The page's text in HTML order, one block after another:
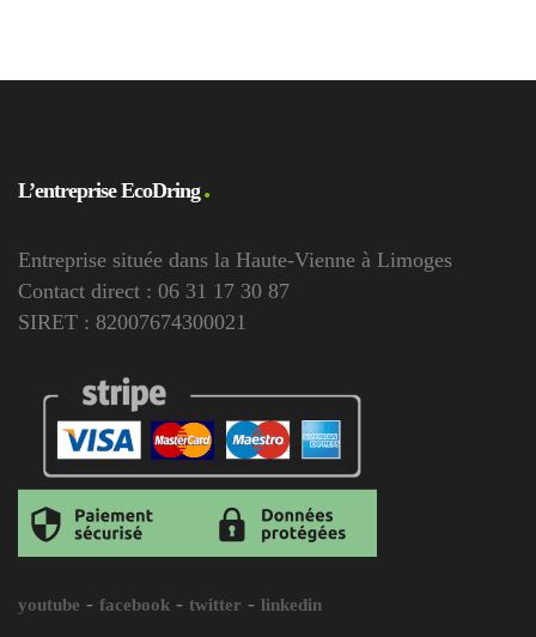
L’entreprise EcoDring
Entreprise située dans la Haute-Vienne à Limoges
Contact direct : 06 31 17 30 87
SIRET : 82007674300021
youtube - facebook - twitter - linkedin